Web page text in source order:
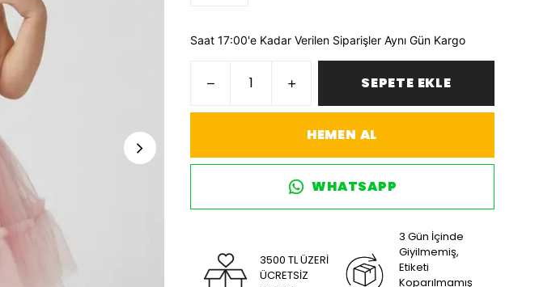
Saat 17:00'e Kadar Verilen Siparişler Aynı Gün Kargo
SEPETE EKLE
HEMEN AL
WHATSAPP
3500 TL ÜZERİ
ÜCRETSİZ
3 Gün İçinde
Giyilmemiş,
Etiketi
Koparılmamış